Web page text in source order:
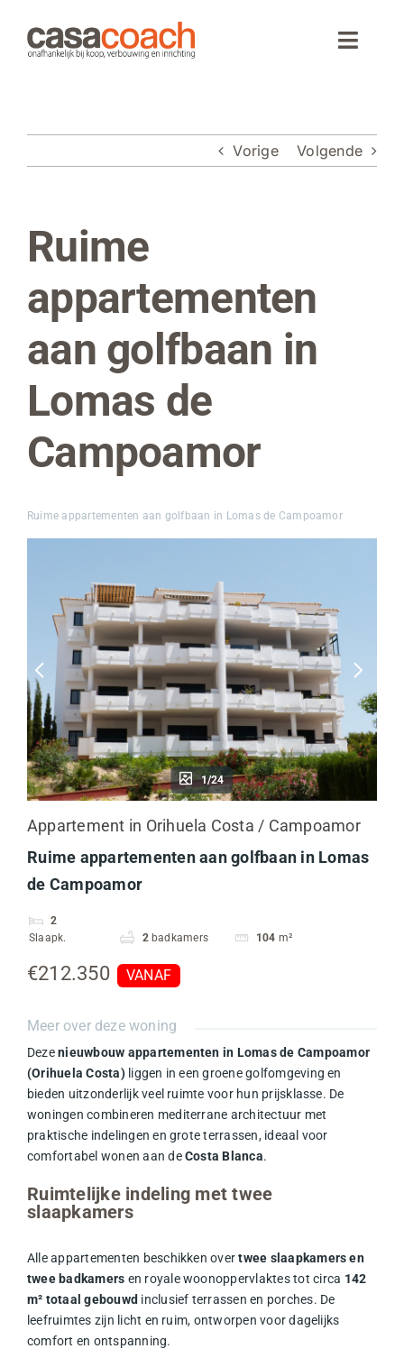
naar
inhoud
Toggle
Wonen in Spanje
Webinar
Over CasaCoach
Vorige Volgende
Bekijk
grotere
Ruime
appartementen
aan golfbaan in
Lomas de
Campoamor
Ruime appartementen aan golfbaan in Lomas de Campoamor
1/24
Appartement in Orihuela Costa / Campoamor
Ruime appartementen aan golfbaan in Lomas
de Campoamor
2
Slaapk.
2 badkamers 104 m²
€212.350 VANAF
Meer over deze woning
Dezenieuwbouw appartementen in Lomas de Campoamor
(Orihuela Costa)liggen in een groene golfomgeving en
bieden uitzonderlijk veel ruimte voor hun prijsklasse. De
woningen combineren mediterrane architectuur met
praktische indelingen en grote terrassen, ideaal voor
comfortabel wonen aan deCosta Blanca.
Ruimtelijke indeling met twee
slaapkamers
Alle appartementen beschikken overtwee slaapkamers en
twee badkamers en royale woonoppervlaktes tot circa 142
m² totaal gebouwd inclusief terrassen en porches. De
leefruimtes zijn licht en ruim, ontworpen voor dagelijks
comfort en ontspanning.